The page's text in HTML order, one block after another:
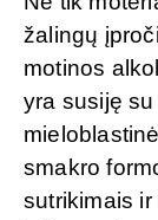
žalingų
motinos
yra susiję
smakro
sutrikimais